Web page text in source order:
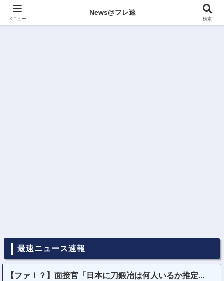
最速ニュース速報
【ファ！？】面接官「日本に刀鍛冶は何人いるか推定...
メニュー
News@フレ速
検索